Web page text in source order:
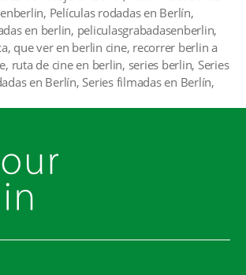
, Películas rodadas en Berlín,
en berlin, peliculasgrabadasenberlin,
, que ver en berlin cine, recorrer berlin a
, ruta de cine en berlin, series berlin, Series
en Berlín, Series filmadas en Berlín,